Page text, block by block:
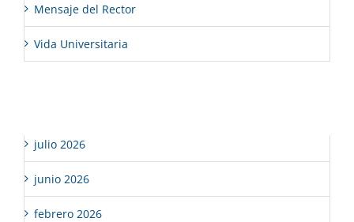
Mensaje del Rector
Vida Universitaria
julio 2026
junio 2026
febrero 2026